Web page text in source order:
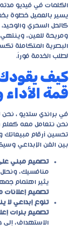
يسير بالعميل خطوة
كالحل السحري
ومريحة للعين،
البصرية المتكاملة
لطلب الخدمة فوراً.
كيف يقودك
قمة
في براندي ستديو ، نحن
نحن نتعامل معه كعلم
تحسين أرقام
بين الفن الإبداعي
تصميم مبني على
منافسيك،
يثير اهتمام
تصميم إعلانات
تنوع إبداعي لا
تصميم بنرات
الاستهداف،